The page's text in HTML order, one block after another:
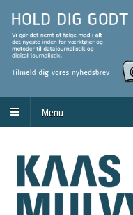
Menu